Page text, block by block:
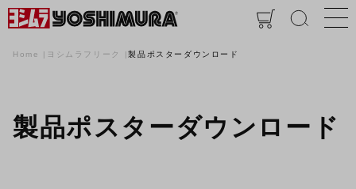
Home ヨシムラフリーク 製品ポスターダウンロード
製品ポスターダウンロード